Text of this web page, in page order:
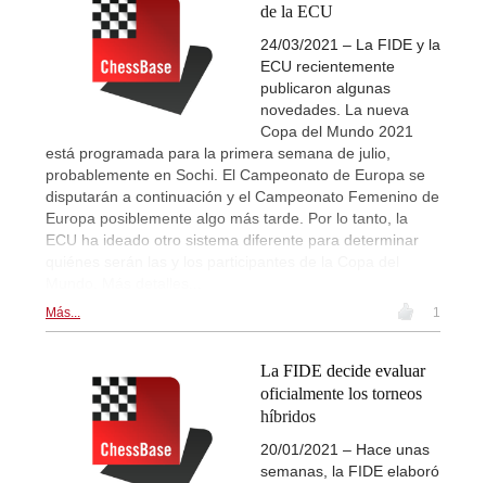
de la ECU
24/03/2021 – La FIDE y la
ECU recientemente
publicaron algunas
novedades. La nueva
Copa del Mundo 2021
está programada para la primera semana de julio,
probablemente en Sochi. El Campeonato de Europa se
disputarán a continuación y el Campeonato Femenino de
Europa posiblemente algo más tarde. Por lo tanto, la
ECU ha ideado otro sistema diferente para determinar
Más... 1
La FIDE decide evaluar
oficialmente los torneos
híbridos
20/01/2021 – Hace unas
semanas, la FIDE elaboró